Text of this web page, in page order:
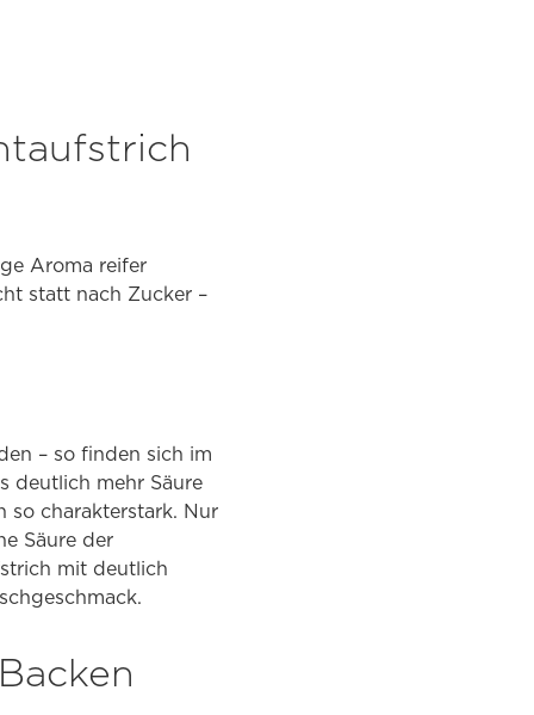
Aroma reifer
statt nach Zucker –
– so finden sich im
deutlich mehr Säure
so charakterstark. Nur
Säure der
mit deutlich